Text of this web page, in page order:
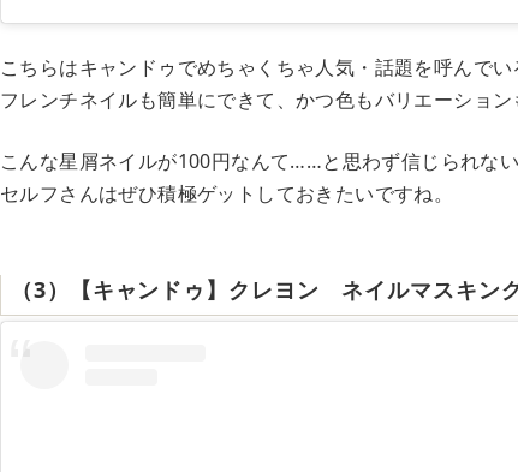
こちらはキャンドゥでめちゃくちゃ人気・話題を呼んでい
フレンチネイルも簡単にできて、かつ色もバリエーション
こんな星屑ネイルが100円なんて……と思わず信じられな
セルフさんはぜひ積極ゲットしておきたいですね。
（3）【キャンドゥ】クレヨン ネイルマスキン